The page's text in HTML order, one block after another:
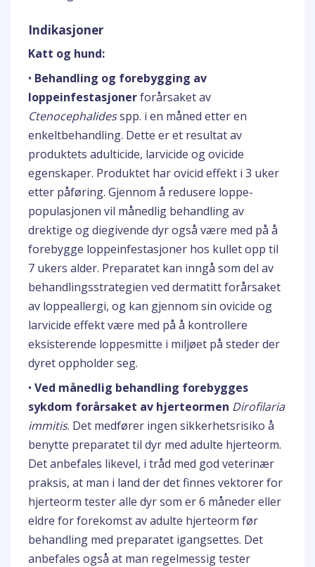
Indikasjoner
Katt og hund:
• Behandling og forebygging av
loppeinfestasjonerforårsaket av
Ctenocephalidesspp. i en måned etter en
enkeltbehandling. Dette er et resultat av
produktets adulticide, larvicide og ovicide
egenskaper. Produktet har ovicid effekt i 3 uker
etter påføring. Gjennom å redusere loppe-
populasjonen vil månedlig behandling av
drektige og diegivende dyr også være med på å
forebygge loppeinfestasjoner hos kullet opp til
7 ukers alder. Preparatet kan inngå som del av
behandlingsstrategien ved dermatitt forårsaket
av loppeallergi, og kan gjennom sin ovicide og
larvicide effekt være med på å kontrollere
eksisterende loppesmitte i miljøet på steder der
dyret oppholder seg.
• Ved månedlig behandling forebygges
sykdom forårsaket av hjerteormen Dirofilaria
immitis. Det medfører ingen sikkerhetsrisiko å
benytte preparatet til dyr med adulte hjerteorm.
Det anbefales likevel, i tråd med god veterinær
praksis, at man i land der det finnes vektorer for
hjerteorm tester alle dyr som er 6 måneder eller
eldre for forekomst av adulte hjerteorm før
behandling med preparatet igangsettes. Det
anbefales også at man regelmessig tester